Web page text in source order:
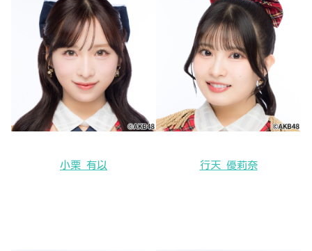
小栗 有以 行天 優莉奈